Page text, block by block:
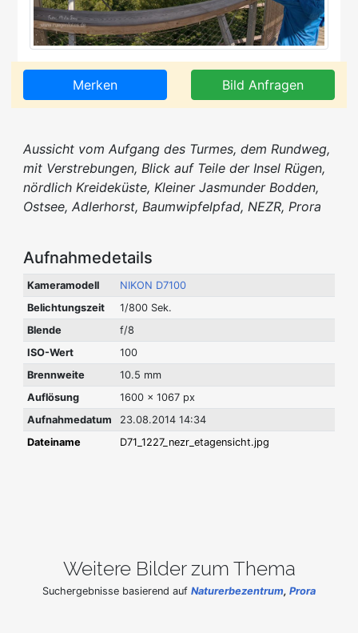
Merken Bild Anfragen
Aussicht vom Aufgang des Turmes, dem Rundweg,
mit Verstrebungen, Blick auf Teile der Insel Rügen,
nördlich Kreideküste, Kleiner Jasmunder Bodden,
Ostsee, Adlerhorst, Baumwipfelpfad, NEZR, Prora
Aufnahmedetails
Kameramodell
NIKON D7100
Belichtungszeit
1/800 Sek.
Blende
f/8
ISO-Wert
100
Brennweite
10.5 mm
Auflösung
1600 x 1067 px
Aufnahmedatum
23.08.2014 14:34
Dateiname
D71_1227_nezr_etagensicht.jpg
Weitere Bilder zum Thema
Suchergebnisse basierend auf Naturerbezentrum, Prora